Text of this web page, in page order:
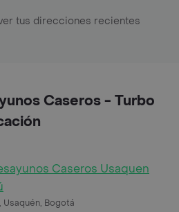
tus direcciones recientes
Caseros - Turbo
Caseros Usaquen
Usaquén, Bogotá